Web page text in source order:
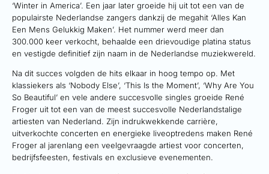
‘Winter in America’. Een jaar later groeide hij uit tot een van de
populairste Nederlandse zangers dankzij de megahit ‘Alles Kan
Een Mens Gelukkig Maken’. Het nummer werd meer dan
300.000 keer verkocht, behaalde een drievoudige platina status
en vestigde definitief zijn naam in de Nederlandse muziekwereld.
Na dit succes volgden de hits elkaar in hoog tempo op. Met
klassiekers als ‘Nobody Else’, ‘This Is the Moment’, ‘Why Are You
So Beautiful’ en vele andere succesvolle singles groeide René
Froger uit tot een van de meest succesvolle Nederlandstalige
artiesten van Nederland. Zijn indrukwekkende carrière,
uitverkochte concerten en energieke liveoptredens maken René
Froger al jarenlang een veelgevraagde artiest voor concerten,
bedrijfsfeesten, festivals en exclusieve evenementen.